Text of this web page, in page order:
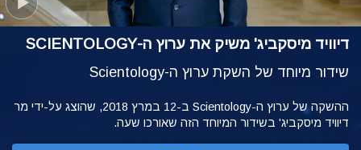
דיוויד מיסקביג' משיק את ערוץ ה-SCIENTOLOGY
שידור מיוחד של השקת ערוץ ה-Scientology
ההשקה של ערוץ ה-Scientology ב-12 במרץ 2018, שהוצג על-ידי מר
דיוויד מיסקביג' בשידור המיוחד הזה שאורכו שעה.